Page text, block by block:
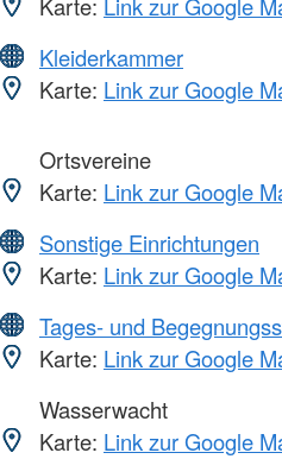
Kleiderkammer
Karte: Link zur Google
Ortsvereine
Karte: Link zur Google
Sonstige Einrichtungen
Karte: Link zur Google
Tages- und
Karte: Link zur Google
Wasserwacht
Karte: Link zur Google